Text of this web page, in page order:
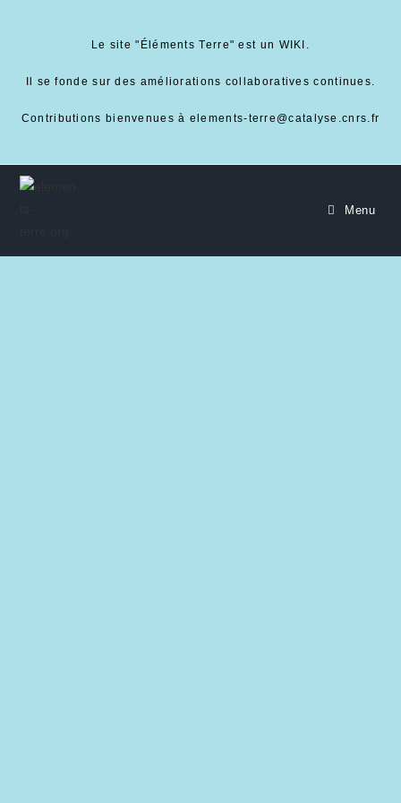
Le site "Éléments Terre" est un WIKI.
Il se fonde sur des améliorations collaboratives continues.
Contributions bienvenues à elements-terre@catalyse.cnrs.fr
Menu